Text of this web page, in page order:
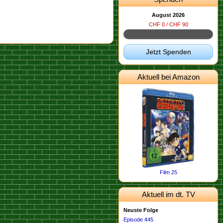
August 2026
CHF 0 / CHF 90
Jetzt Spenden
Aktuell bei Amazon
Film 25
Aktuell im dt. TV
Neuste Folge
Episode 445